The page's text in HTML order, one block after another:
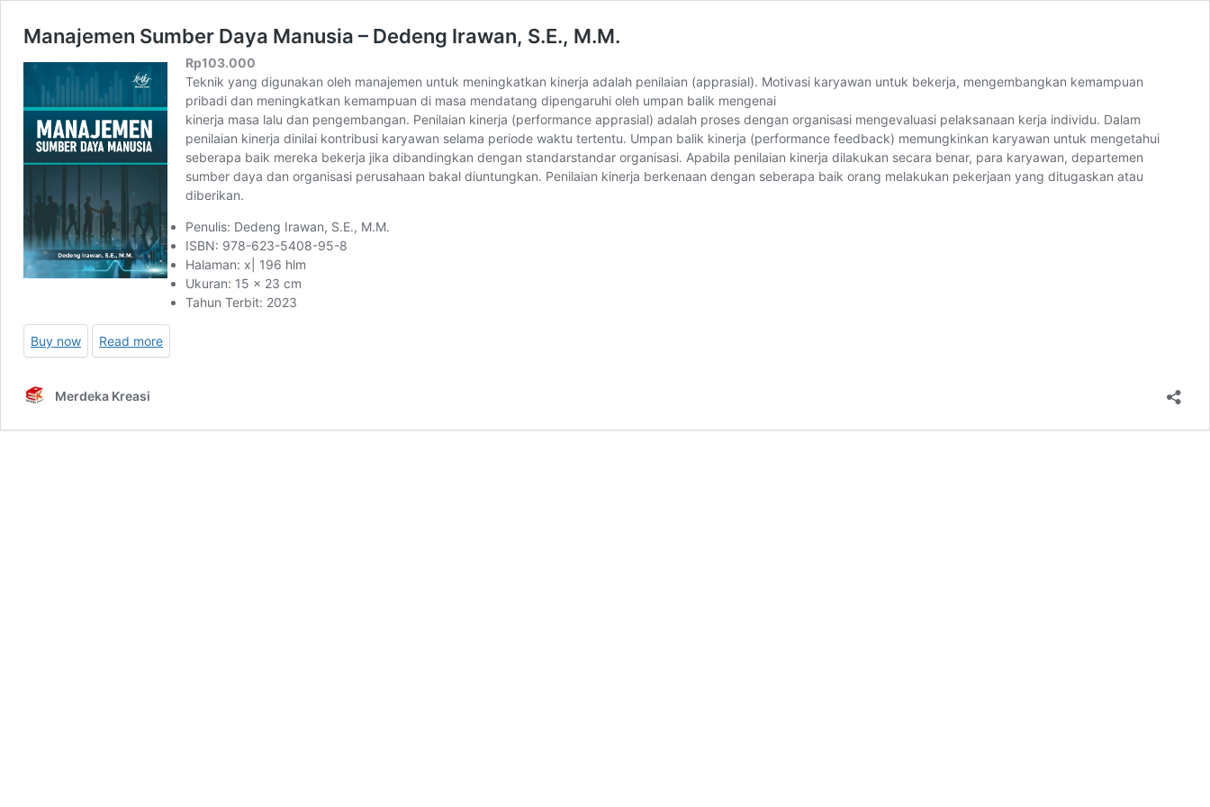
Manajemen Sumber Daya Manusia – Dedeng Irawan, S.E., M.M.
Rp103.000
Teknik yang digunakan oleh manajemen untuk meningkatkan kinerja adalah penilaian (apprasial). Motivasi karyawan untuk bekerja, mengembangkan kemampuan
pribadi dan meningkatkan kemampuan di masa mendatang dipengaruhi oleh umpan balik mengenai
kinerja masa lalu dan pengembangan. Penilaian kinerja (performance apprasial) adalah proses dengan organisasi mengevaluasi pelaksanaan kerja individu. Dalam
penilaian kinerja dinilai kontribusi karyawan selama periode waktu tertentu. Umpan balik kinerja (performance feedback) memungkinkan karyawan untuk mengetahui
seberapa baik mereka bekerja jika dibandingkan dengan standarstandar organisasi. Apabila penilaian kinerja dilakukan secara benar, para karyawan, departemen
sumber daya dan organisasi perusahaan bakal diuntungkan. Penilaian kinerja berkenaan dengan seberapa baik orang melakukan pekerjaan yang ditugaskan atau
diberikan.
Penulis: Dedeng Irawan, S.E., M.M.
ISBN: 978-623-5408-95-8
Halaman: x| 196 hlm
Ukuran: 15 x 23 cm
Tahun Terbit: 2023
Buy now Read more
Merdeka Kreasi